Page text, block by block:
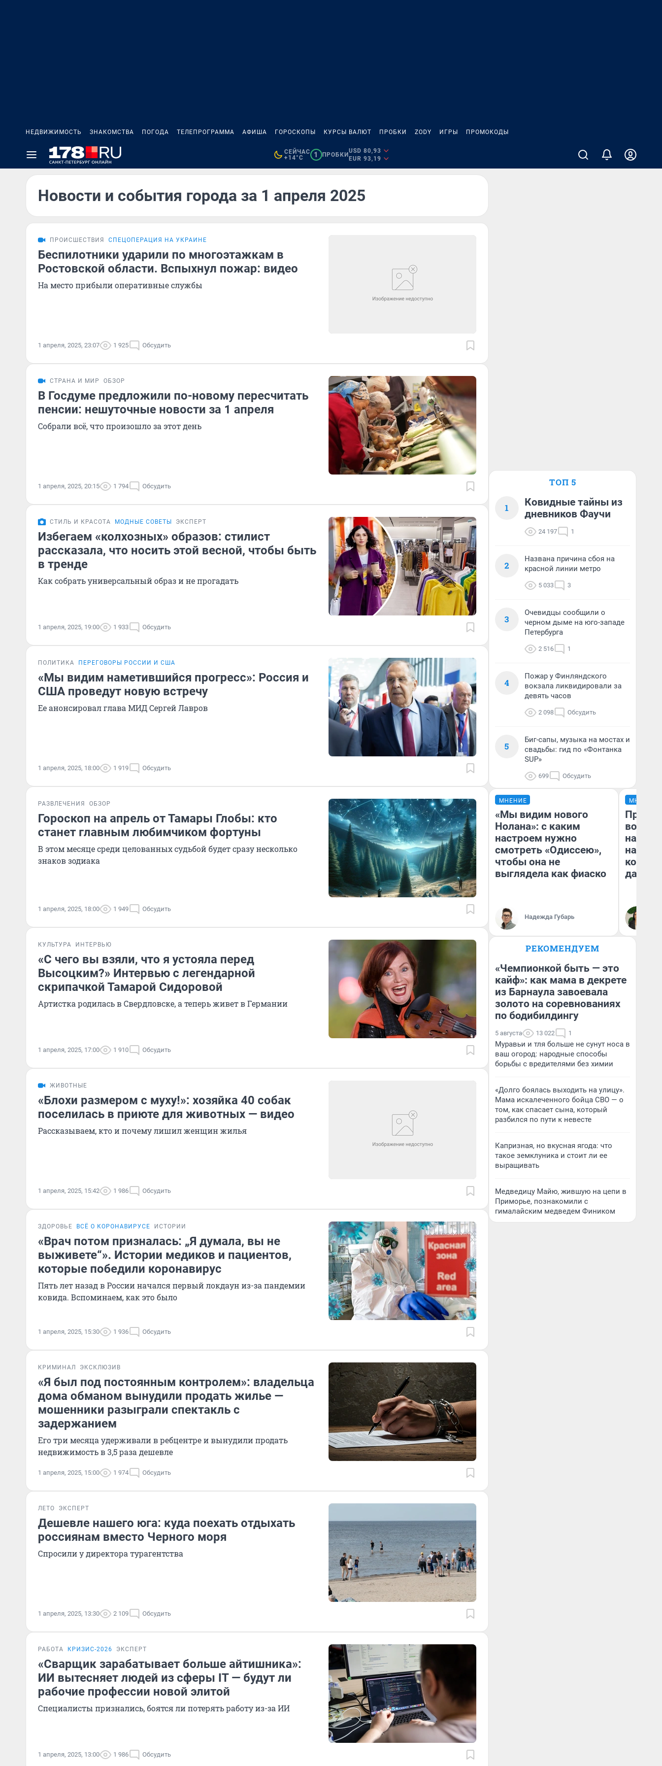
НЕДВИЖИМОСТЬ ЗНАКОМСТВА ПОГОДА ТЕЛЕПРОГРАММА АФИША ГОРОСКОПЫ КУРСЫ ВАЛЮТ ПРОБКИ ZODY ИГРЫ ПРОМОКОДЫ
СЕЙЧАС
+14°C
1 ПРОБКИ
USD 80,93
EUR 93,19
Новости и события города за 1 апреля 2025
ПРОИСШЕСТВИЯ СПЕЦОПЕРАЦИЯ НА УКРАИНЕ
Беспилотники ударили по многоэтажкам в
Ростовской области. Вспыхнул пожар: видео
На место прибыли оперативные службы
1 апреля, 2025, 23:07 1 925 Обсудить
СТРАНА И МИР ОБЗОР
В Госдуме предложили по-новому пересчитать
пенсии: нешуточные новости за 1 апреля
Собрали всё, что произошло за этот день
1 апреля, 2025, 20:15 1 794 Обсудить
СТИЛЬ И КРАСОТА МОДНЫЕ СОВЕТЫ ЭКСПЕРТ
Избегаем «колхозных» образов: стилист
рассказала, что носить этой весной, чтобы быть
в тренде
Как собрать универсальный образ и не прогадать
1 апреля, 2025, 19:00 1 933 Обсудить
ПОЛИТИКА ПЕРЕГОВОРЫ РОССИИ И США
«Мы видим наметившийся прогресс»: Россия и
США проведут новую встречу
Ее анонсировал глава МИД Сергей Лавров
1 апреля, 2025, 18:00 1 919 Обсудить
РАЗВЛЕЧЕНИЯ ОБЗОР
Гороскоп на апрель от Тамары Глобы: кто
станет главным любимчиком фортуны
В этом месяце среди целованных судьбой будет сразу несколько
знаков зодиака
1 апреля, 2025, 18:00 1 949 Обсудить
КУЛЬТУРА ИНТЕРВЬЮ
«С чего вы взяли, что я устояла перед
Высоцким?» Интервью с легендарной
скрипачкой Тамарой Сидоровой
Артистка родилась в Свердловске, а теперь живет в Германии
1 апреля, 2025, 17:00 1 910 Обсудить
ЖИВОТНЫЕ
«Блохи размером с муху!»: хозяйка 40 собак
поселилась в приюте для животных — видео
Рассказываем, кто и почему лишил женщин жилья
1 апреля, 2025, 15:42 1 986 Обсудить
ЗДОРОВЬЕ ВСЁ О КОРОНАВИРУСЕ ИСТОРИИ
«Врач потом призналась: „Я думала, вы не
выживете“». Истории медиков и пациентов,
которые победили коронавирус
Пять лет назад в России начался первый локдаун из-за пандемии
ковида. Вспоминаем, как это было
1 апреля, 2025, 15:30 1 936 Обсудить
КРИМИНАЛ ЭКСКЛЮЗИВ
«Я был под постоянным контролем»: владельца
дома обманом вынудили продать жилье —
мошенники разыграли спектакль с
задержанием
Его три месяца удерживали в ребцентре и вынудили продать
недвижимость в 3,5 раза дешевле
1 апреля, 2025, 15:00 1 974 Обсудить
ЛЕТО ЭКСПЕРТ
Дешевле нашего юга: куда поехать отдыхать
россиянам вместо Черного моря
Спросили у директора турагентства
1 апреля, 2025, 13:30 2 109 Обсудить
РАБОТА КРИЗИС-2026 ЭКСПЕРТ
«Сварщик зарабатывает больше айтишника»:
ИИ вытесняет людей из сферы IT — будут ли
рабочие профессии новой элитой
Специалисты признались, боятся ли потерять работу из-за ИИ
1 апреля, 2025, 13:00 1 986 Обсудить
ТОП 5
1
Ковидные тайны из
дневников Фаучи
24 197 1
2
Названа причина сбоя на
красной линии метро
5 033 3
3
Очевидцы сообщили о
черном дыме на юго-западе
Петербурга
2 516 1
4
Пожар у Финляндского
вокзала ликвидировали за
девять часов
2 098 Обсудить
5
Биг-сапы, музыка на мостах и
свадьбы: гид по «Фонтанка
SUP»
699 Обсудить
МНЕНИЕ
«Мы видим нового
Нолана»: с каким
настроем нужно
смотреть «Одиссею»,
чтобы она не
выглядела как фиаско
Надежда Губарь
МНЕНИЕ
нам
даже
РЕКОМЕНДУЕМ
«Чемпионкой быть — это
кайф»: как мама в декрете
из Барнаула завоевала
золото на соревнованиях
по бодибилдингу
5 августа 13 022 1
Муравьи и тля больше не сунут носа в
ваш огород: народные способы
борьбы с вредителями без химии
«Долго боялась выходить на улицу».
Мама искалеченного бойца СВО — о
том, как спасает сына, который
разбился по пути к невесте
Капризная, но вкусная ягода: что
такое земклуника и стоит ли ее
выращивать
Медведицу Майю, жившую на цепи в
Приморье, познакомили с
гималайским медведем Фиником